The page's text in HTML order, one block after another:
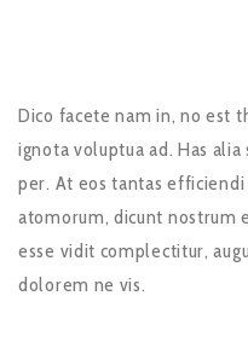
Dico facete nam in, no est
ignota voluptua ad. Has
per. At eos tantas
atomorum, dicunt nostrum
esse vidit complectitur,
dolorem ne vis.